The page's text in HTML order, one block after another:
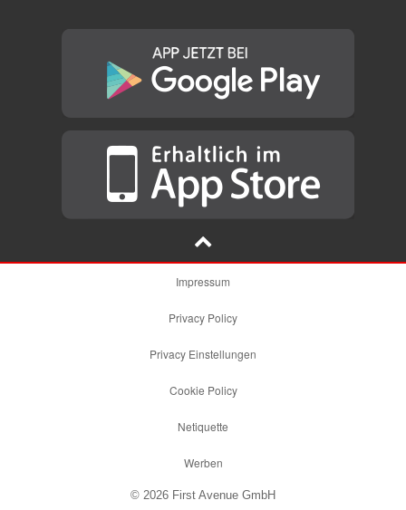
Impressum
Privacy Policy
Privacy Einstellungen
Cookie Policy
Netiquette
Werben
© 2026 First Avenue GmbH